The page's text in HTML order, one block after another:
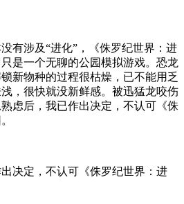
有涉及“进化”，《侏罗纪世界：进
是一个无聊的公园模拟游戏。恐龙
新物种的过程很枯燥，已不能用乏
，很快就没新鲜感。被迅猛龙咬伤
虑后，我已作出决定，不认可《侏
决定，不认可《侏罗纪世界：进